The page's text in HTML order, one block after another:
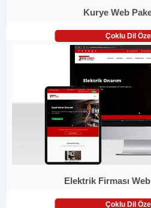
Kurye Web
Çoklu Dil
Elektrik Firması
Çoklu Dil